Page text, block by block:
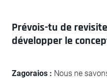
Prévois-tu de
développer le
Zagoraios : Nous ne